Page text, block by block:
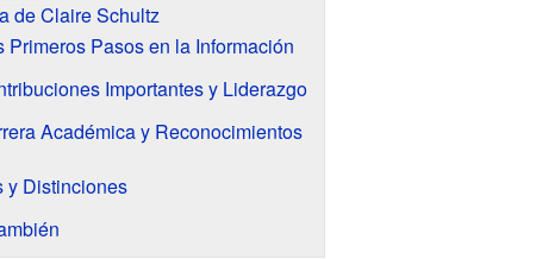
de Claire Schultz
Primeros Pasos en la Información
Importantes y Liderazgo
Académica y Reconocimientos
y Distinciones